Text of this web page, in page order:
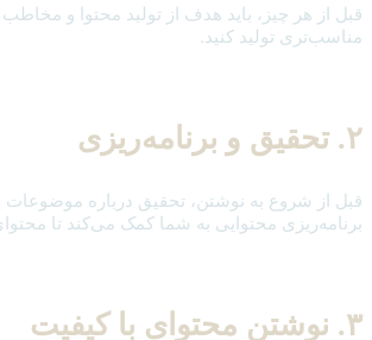
قبل از هر چیز، باید هدف از تولید محتوا و
مناسب‌تری تولید کنید.
۲. تحقیق و برنامه‌ریزی
قبل از شروع به نوشتن، تحقیق درباره
برنامه‌ریزی محتوایی به شما کمک می‌کند تا
۳. نوشتن محتوای با کیفیت